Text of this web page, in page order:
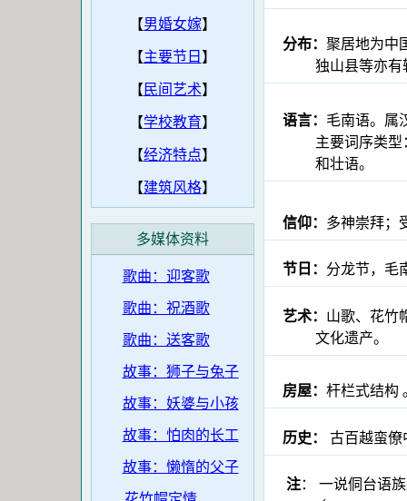
【男婚女嫁】
【主要节日 】
【 民间艺术】
【学校教育】
【经济特点】
【建筑风格】
多媒体资料
歌曲：迎客歌
歌曲：祝酒歌
歌曲：送客歌
故事：狮子与兔子
故事：妖婆与小孩
故事：怕肉的长工
故事：懒惰的父子
分布： 聚居地为中
独山县等亦有较
语言： 毛南语。属
主要词序类型：主
和壮语。
信仰： 多神崇拜；
节日： 分龙节，毛
艺术： 山歌、花竹
文化遗产。
房屋： 杆栏式结构
历史： 古百越蛮僚
注： 一说侗台语